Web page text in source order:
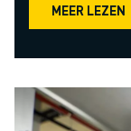
MEER LEZEN